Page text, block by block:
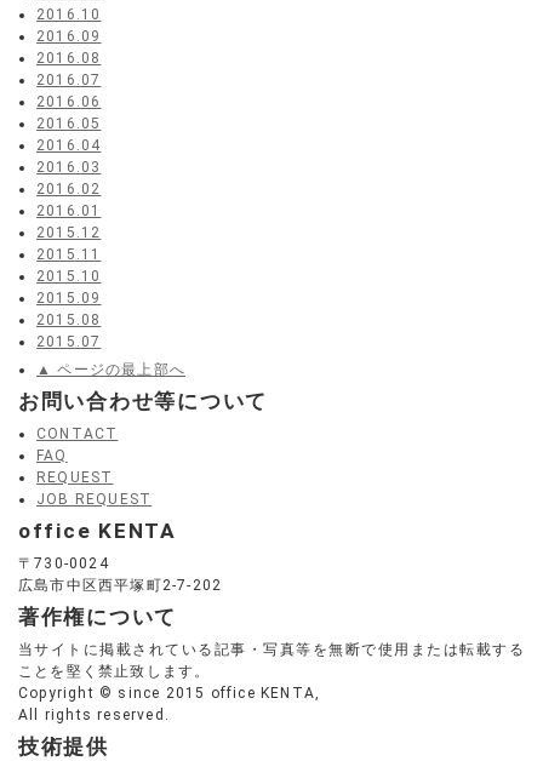
2016.10
2016.09
2016.08
2016.07
2016.06
2016.05
2016.04
2016.03
2016.02
2016.01
2015.12
2015.11
2015.10
2015.09
2015.08
2015.07
▲ ページの最上部へ
お問い合わせ等について
CONTACT
FAQ
REQUEST
JOB REQUEST
office KENTA
〒730-0024
広島市中区西平塚町2-7-202
著作権について
当サイトに掲載されている記事・写真等を無断で使用または転載する
ことを堅く禁止致します。
Copyright © since 2015 office KENTA,
All rights reserved.
技術提供